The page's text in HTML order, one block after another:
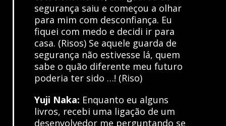
segurança saiu e começou a olhar
para mim com desconfiança. Eu
fiquei com medo e decidi ir para
casa. (Risos) Se aquele guarda de
segurança não estivesse lá, quem
sabe o quão diferente meu futuro
poderia ter sido …! (Riso)
Yuji Naka: Enquanto eu alguns
livros, recebi uma ligação de um
desenvolvedor me perguntando se